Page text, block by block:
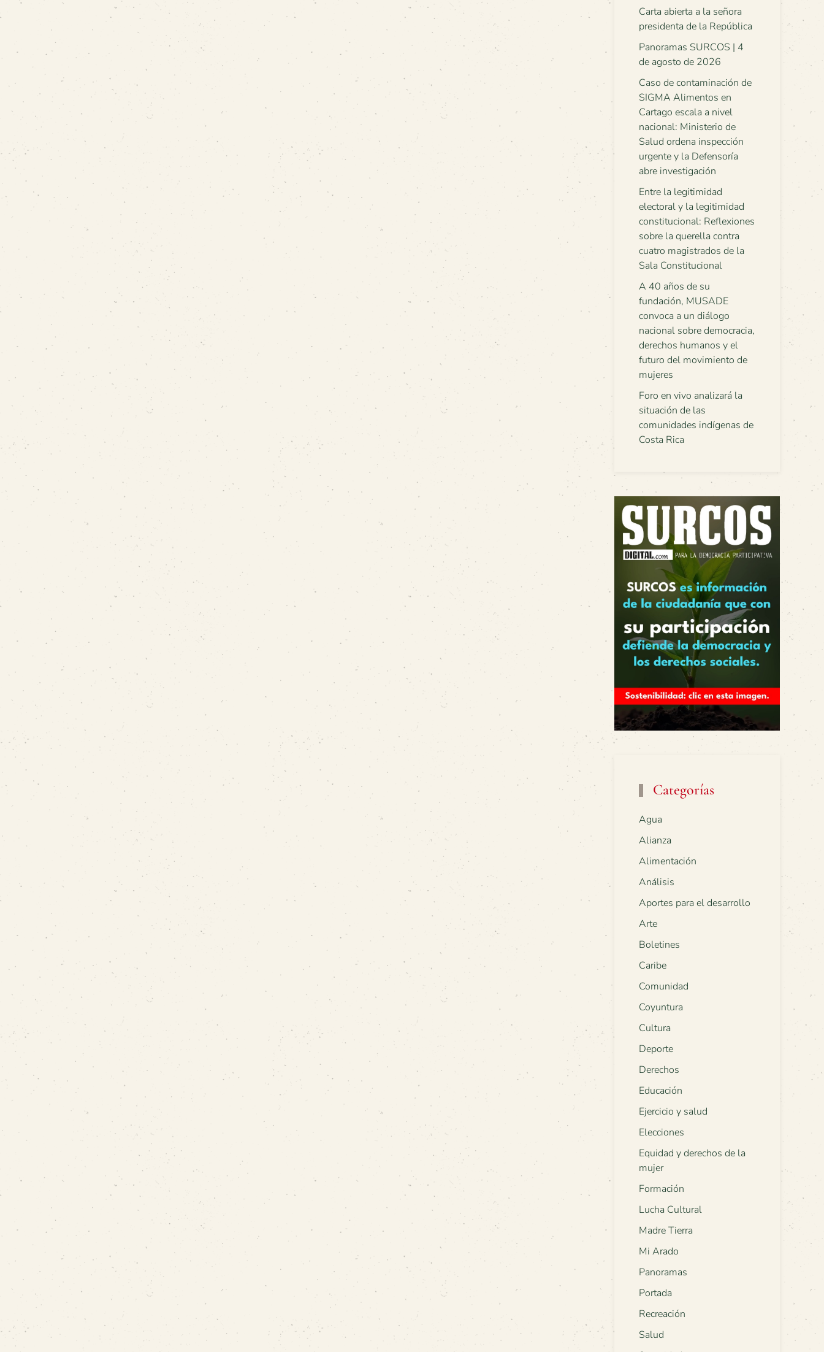
Carta abierta a la señora
presidenta de la República
Panoramas SURCOS | 4
de agosto de 2026
Caso de contaminación de
SIGMA Alimentos en
Cartago escala a nivel
nacional: Ministerio de
Salud ordena inspección
urgente y la Defensoría
abre investigación
Entre la legitimidad
electoral y la legitimidad
constitucional: Reflexiones
sobre la querella contra
cuatro magistrados de la
Sala Constitucional
A 40 años de su
fundación, MUSADE
convoca a un diálogo
nacional sobre democracia,
derechos humanos y el
futuro del movimiento de
mujeres
Foro en vivo analizará la
situación de las
comunidades indígenas de
Costa Rica
Categorías
Agua
Alianza
Alimentación
Análisis
Aportes para el desarrollo
Arte
Boletines
Caribe
Comunidad
Coyuntura
Cultura
Deporte
Derechos
Educación
Ejercicio y salud
Elecciones
Equidad y derechos de la
mujer
Formación
Lucha Cultural
Madre Tierra
Mi Arado
Panoramas
Portada
Recreación
Salud